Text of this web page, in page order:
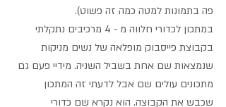
פה בתמונות למטה כמה זה פשוט).
במתכון לכדורי חלווה מ - 4 מרכיבים נתקלתי
בקבוצת פייסבוק מופלאה של נשים מניקות
שנמצאות שם אחת בשביל השניה. מידיי פעם גם
מתכונים עולים שם אבל לדעתי זה המתכון
שכבש את הקבוצה. הוא נקרא שם כדורי